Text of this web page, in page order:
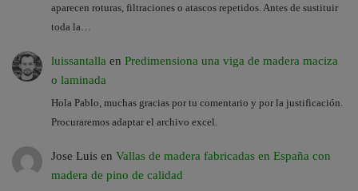
aparecen roturas, filtraciones o atascos repetidos. Antes de sustituir
toda la…
luissantalla en Predimensiona una viga de madera maciza
o laminada
Hola Pablo, muchas gracias por tu comentario y por la justificación.
Procuraremos adaptar el archivo excel.
Jose Luis en Vallas de madera fabricadas en España con
madera de pino de calidad